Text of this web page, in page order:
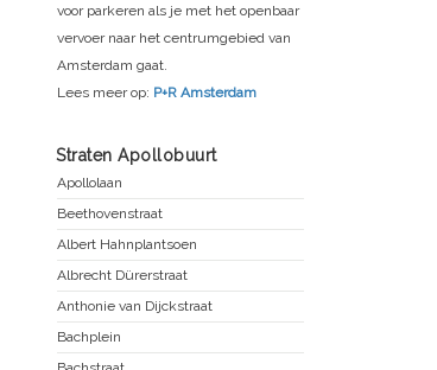
voor parkeren als je met het openbaar
vervoer naar het centrumgebied van
Amsterdam gaat.
Lees meer op: P+R Amsterdam
Straten Apollobuurt
Apollolaan
Beethovenstraat
Albert Hahnplantsoen
Albrecht Dürerstraat
Anthonie van Dijckstraat
Bachplein